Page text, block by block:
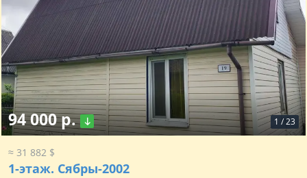
1 /23
94 000 р.
≈ 31 882 $
1-этаж. Сябры-2002